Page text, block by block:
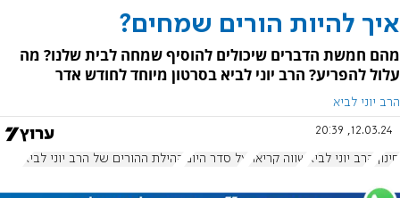
איך להיות הורים שמחים?
מהם חמשת הדברים שיכולים להוסיף שמחה לבית שלנו? מה
עלול להפריע? הרב יוני לביא בסרטון מיוחד לחודש אדר
הרב יוני לביא
12.03.24, 20:39
חינוך הרב יוני לביא שווה קריאה על סדר היום קהילת ההורים של הרב יוני לביא